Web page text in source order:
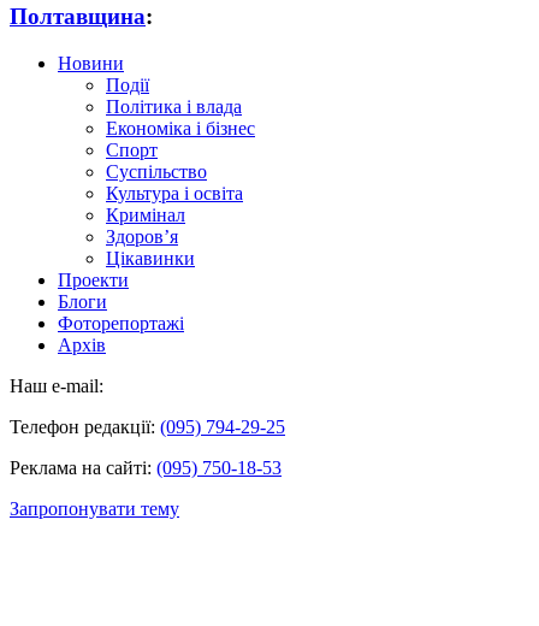
Полтавщина:
Новини
Події
Політика і влада
Економіка і бізнес
Спорт
Суспільство
Культура і освіта
Кримінал
Здоров’я
Цікавинки
Проекти
Блоги
Фоторепортажі
Архів
Наш e-mail:
Телефон редакції: (095) 794-29-25
Реклама на сайті: (095) 750-18-53
Запропонувати тему